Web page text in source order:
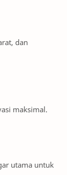
dan
maksimal.
utama untuk